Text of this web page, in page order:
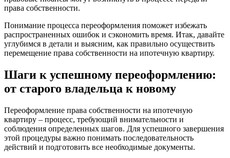
права собственности.
Понимание процесса переоформления поможет избежать
распространенных ошибок и сэкономить время. Итак, давайте
углубимся в детали и выясним, как правильно осуществить
перемещение права собственности на ипотечную квартиру.
Шаги к успешному переоформлению:
от старого владельца к новому
Переоформление права собственности на ипотечную
квартиру – процесс, требующий внимательности и
соблюдения определенных шагов. Для успешного завершения
этой процедуры важно понимать последовательность
действий и подготовить все необходимые документы.